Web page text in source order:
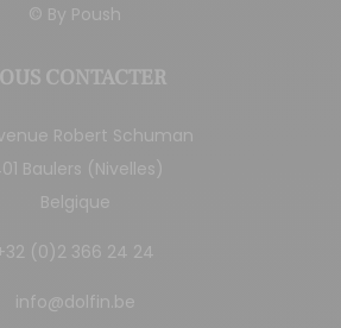
© By Poush
CONTACTER
Robert Schuman
Baulers (Nivelles)
Belgique
(0)2 366 24 24
info@dolfin.be